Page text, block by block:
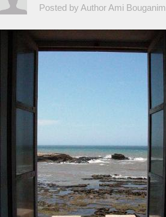
E
H
Posted by Author Ami Bouganim